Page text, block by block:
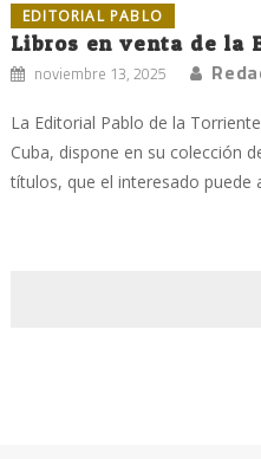
EDITORIAL PABLO
Libros en venta de la
noviembre 13, 2025
La Editorial Pablo de la
Cuba, dispone en su colección
títulos, que el interesado puede